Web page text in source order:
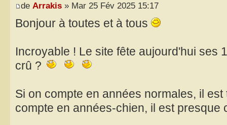
de Arrakis » Mar 25 Fév 2025 15:17
Bonjour à toutes et à tous
Incroyable ! Le site fête aujourd'hui ses
crû ?
Si on compte en années normales, il
compte en années-chien, il est presque